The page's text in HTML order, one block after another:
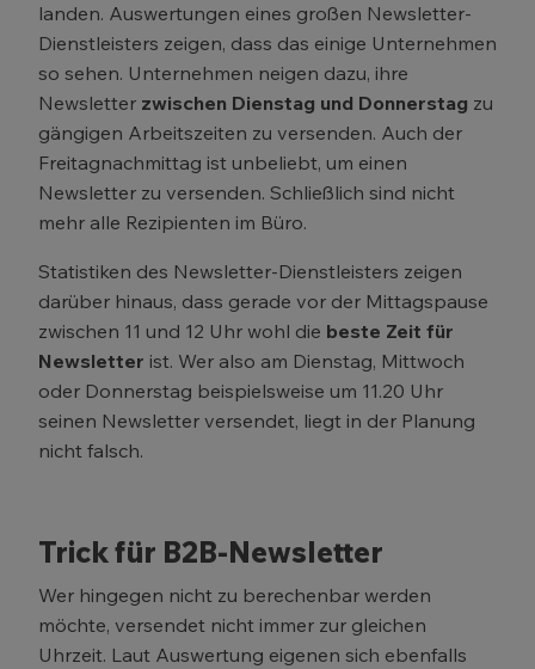
landen. Auswertungen eines großen Newsletter-
Dienstleisters zeigen, dass das einige Unternehmen
so sehen. Unternehmen neigen dazu, ihre
Newsletter zwischen Dienstag und Donnerstag zu
gängigen Arbeitszeiten zu versenden. Auch der
Freitagnachmittag ist unbeliebt, um einen
Newsletter zu versenden. Schließlich sind nicht
mehr alle Rezipienten im Büro.
Statistiken des Newsletter-Dienstleisters zeigen
darüber hinaus, dass gerade vor der Mittagspause
zwischen 11 und 12 Uhr wohl die beste Zeit für
Newsletter ist. Wer also am Dienstag, Mittwoch
oder Donnerstag beispielsweise um 11.20 Uhr
seinen Newsletter versendet, liegt in der Planung
nicht falsch.
Trick für B2B-Newsletter
Wer hingegen nicht zu berechenbar werden
möchte, versendet nicht immer zur gleichen
Uhrzeit. Laut Auswertung eigenen sich ebenfalls